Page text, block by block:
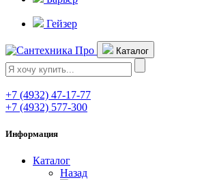
Гейзер
Каталог
+7 (4932) 47-17-77
+7 (4932) 577-300
Информация
Каталог
Назад